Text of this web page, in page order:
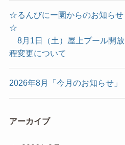
☆るんびにー園からのお知らせ
8月1日（土）屋上プール開
程変更について
2026年8月「今月のお知らせ」
アーカイブ